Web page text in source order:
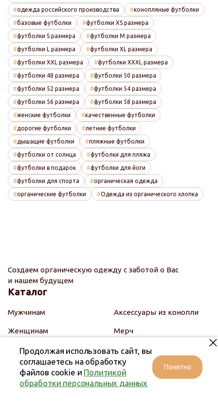
одежда российского производства конопляные футболки
базовые футболки футболки XS размера
футболки S размера футболки M размера
футболки L размера футболки XL размера
футболки XXL размера футболки XXXL размера
футболки 48 размера футболки 50 размера
футболки 52 размера футболки 54 размера
футболки 56 размера футболки 58 размера
женские футболки качественные футболки
дорогие футболки летние футболки
дышащие футболки пляжные футболки
футболки от солнца футболки для пляжа
футболки в подарок футболки для йоги
футболки для спорта органическая одежда
органические футболки Одежда из органического хлопка
Создаем органическую одежду с заботой о Вас
и нашем будущем
Каталог
Мужчинам
Женщинам
Детям
Косметика
Натуральные ткани
Аксессуары из конопли
Мерч
Подарочные наборы
Подарочный сертификат
Продолжая использовать сайт, вы
соглашаетесь на обработку
файлов cookie и Политикой
обработки персональных данных
Понятно